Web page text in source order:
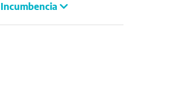
Incumbencia